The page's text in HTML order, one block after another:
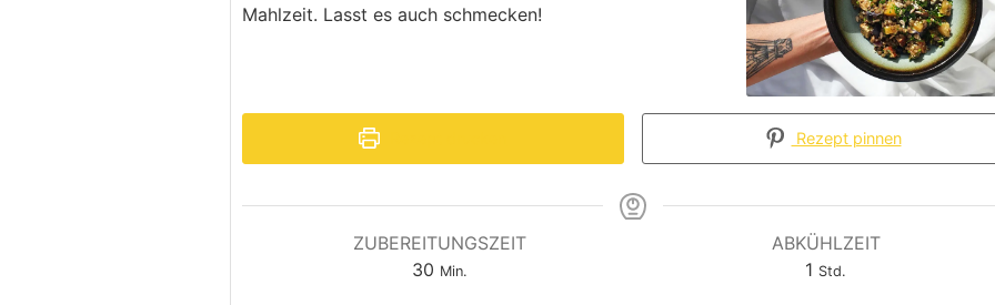
Mahlzeit. Lasst es auch schmecken!
Rezept pinnen
ZUBEREITUNGSZEIT
30 Min.
ABKÜHLZEIT
1 Std.